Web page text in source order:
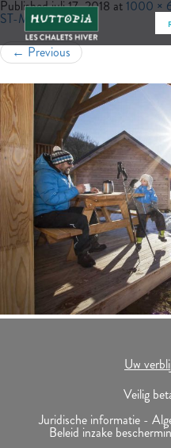
Publishedjuli 17, 2018 at 1000 ×
ST-MAURICE
← Previous
Uw
Veilig
Juridische informatie -
Beleid inzake